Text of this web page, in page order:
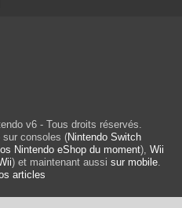
v6 - Tous droits réservés.
sur consoles (Nintendo Switch
Nintendo eShop du moment), Wii
) et maintenant aussi sur mobile.
articles